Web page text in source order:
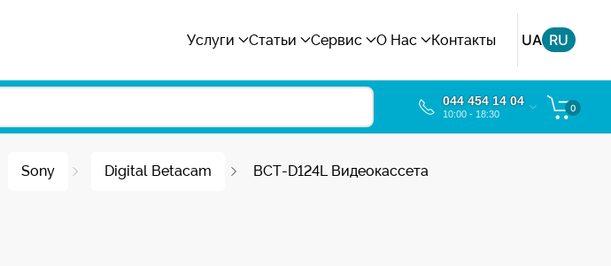
Услуги Статьи Сервис О Нас Контакты UA RU
044 454 14 04
10:00 - 18:30
0
Sony Digital Betacam BCT-D124L Видеокассета